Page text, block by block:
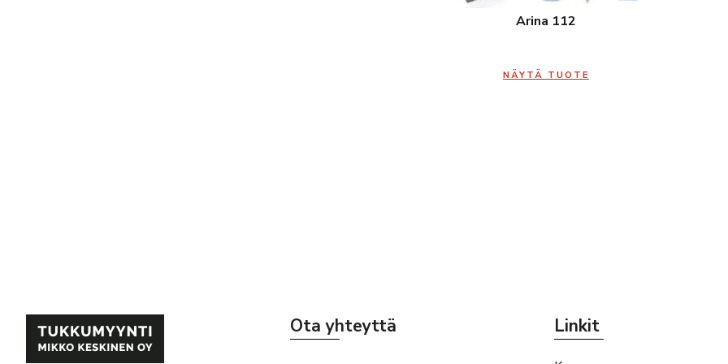
Arina 112
NÄYTÄ TUOTE
Ota yhteyttä Linkit